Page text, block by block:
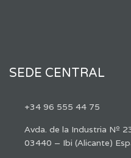
SEDE CENTRAL
+34 96 555 44 75
Avda. de la Industria Nº
03440 – Ibi (Alicante)